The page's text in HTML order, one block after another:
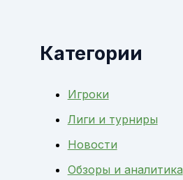
Категории
Игроки
Лиги и турниры
Новости
Обзоры и аналитика